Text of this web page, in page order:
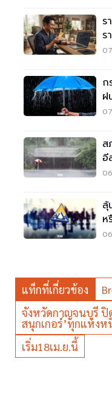
ร
ร
ข
ก
ฝ
เ
ส
อี
พ
ลุ้
ห
สั
แท็กที่เกี่ยวข้อง
จังหวัดกาญจนบุรี ปิ
สนุกเกอร์’ทุกแห่งห
เริ่ม18เม.ย.นี้